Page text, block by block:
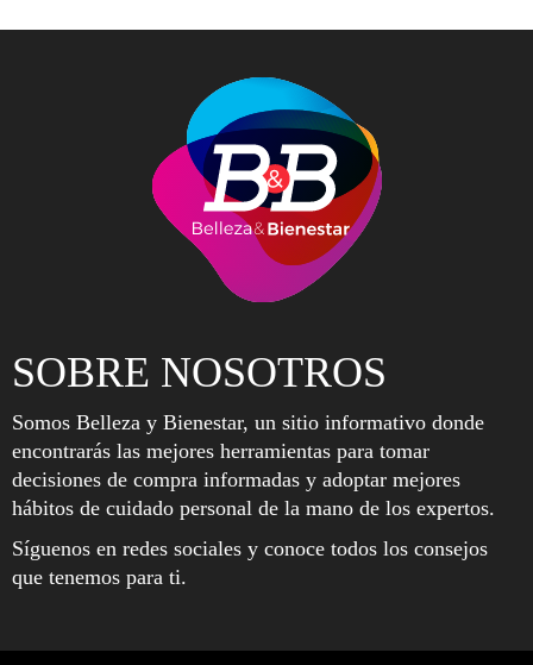
SOBRE NOSOTROS
Somos Belleza y Bienestar, un sitio informativo donde
encontrarás las mejores herramientas para tomar
decisiones de compra informadas y adoptar mejores
hábitos de cuidado personal de la mano de los expertos.
Síguenos en redes sociales y conoce todos los consejos
que tenemos para ti.